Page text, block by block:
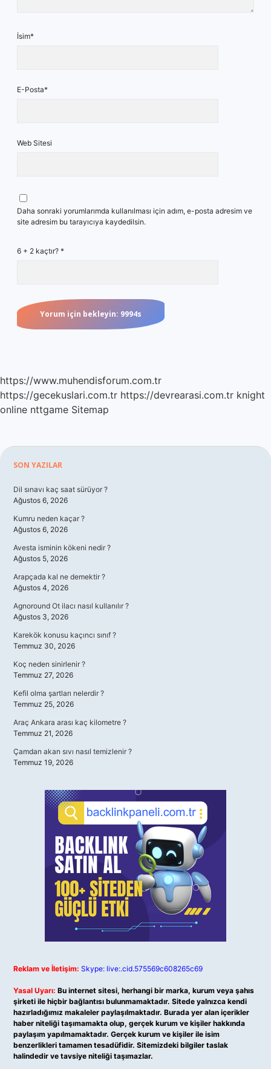
İsim*
E-Posta*
Web Sitesi
Daha sonraki yorumlarımda kullanılması için adım, e-posta adresim ve
site adresim bu tarayıcıya kaydedilsin.
6 + 2 kaçtır? *
https://www.muhendisforum.com.tr
https://gecekuslari.com.tr https://devrearasi.com.tr knight
online nttgame Sitemap
Sidebar
SON YAZILAR
Dil sınavı kaç saat sürüyor ?
Ağustos 6, 2026
Kumru neden kaçar ?
Ağustos 6, 2026
Avesta isminin kökeni nedir ?
Ağustos 5, 2026
Arapçada kal ne demektir ?
Ağustos 4, 2026
Agnoround Ot ilacı nasıl kullanılır ?
Ağustos 3, 2026
Karekök konusu kaçıncı sınıf ?
Temmuz 30, 2026
Koç neden sinirlenir ?
Temmuz 27, 2026
Kefil olma şartları nelerdir ?
Temmuz 25, 2026
Araç Ankara arası kaç kilometre ?
Temmuz 21, 2026
Çamdan akan sıvı nasıl temizlenir ?
Temmuz 19, 2026
Reklam ve İletişim: Skype: live:.cid.575569c608265c69
Yasal Uyarı: Bu internet sitesi, herhangi bir marka, kurum veya şahıs
şirketi ile hiçbir bağlantısı bulunmamaktadır. Sitede yalnızca kendi
hazırladığımız makaleler paylaşılmaktadır. Burada yer alan içerikler
haber niteliği taşımamakta olup, gerçek kurum ve kişiler hakkında
paylaşım yapılmamaktadır. Gerçek kurum ve kişiler ile isim
benzerlikleri tamamen tesadüfidir. Sitemizdeki bilgiler taslak
halindedir ve tavsiye niteliği taşımazlar.